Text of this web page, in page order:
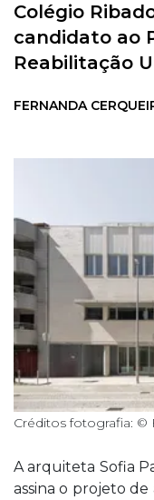
Colégio
candidato ao
Reabilitação
FERNANDA
Créditos fotografia: ©
A arquiteta Sofia
assina o projeto